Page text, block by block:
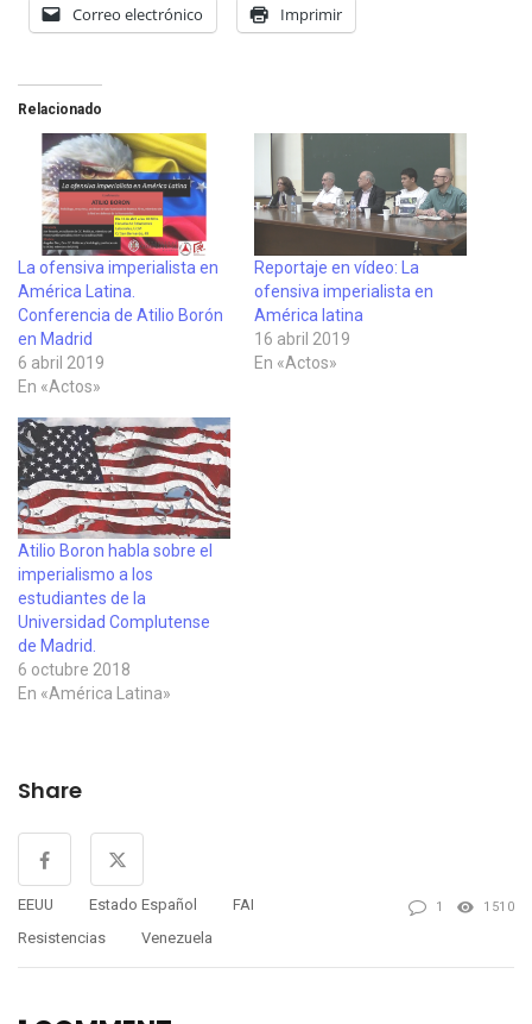
Correo electrónico Imprimir
Relacionado
La ofensiva imperialista en
América Latina.
Conferencia de Atilio Borón
en Madrid
6 abril 2019
En «Actos»
Reportaje en vídeo: La
ofensiva imperialista en
América latina
16 abril 2019
En «Actos»
Atilio Boron habla sobre el
imperialismo a los
estudiantes de la
Universidad Complutense
de Madrid.
6 octubre 2018
En «América Latina»
Share
EEUU Estado Español
FAI
Resistencias
Venezuela
1 1510